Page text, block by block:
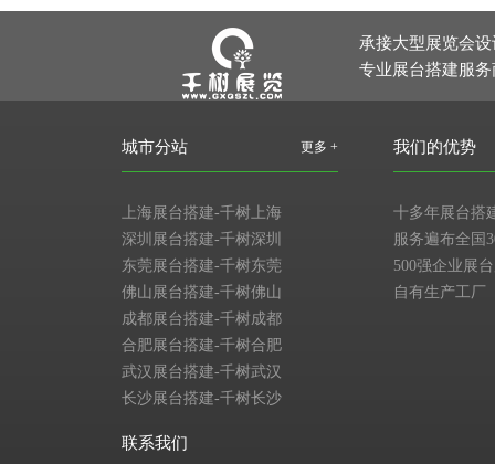
承接大型展览会
专业展台搭建服务
更多 +
城市分站
上海展台搭建-千树上海
深圳展台搭建-千树深圳
东莞展台搭建-千树东莞
佛山展台搭建-千树佛山
成都展台搭建-千树成都
合肥展台搭建-千树合肥
武汉展台搭建-千树武汉
长沙展台搭建-千树长沙
我们的优势
十多年展台搭
服务遍布全国
500强企业展
自有生产工厂
联系我们